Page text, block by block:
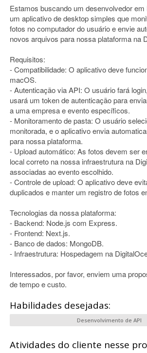
Estamos buscando um desenvolvedor
um aplicativo de desktop simples que
fotos no computador do usuário e envie
novos arquivos para nossa plataforma na
Requisitos:
- Compatibilidade: O aplicativo deve
macOS.
- Autenticação via API: O usuário fará
usará um token de autenticação para
a uma empresa e evento específicos.
- Monitoramento de pasta: O usuário
monitorada, e o aplicativo envia
para nossa plataforma.
- Upload automático: As fotos devem ser
local correto na nossa infraestrutura na
associadas ao evento escolhido.
- Controle de upload: O aplicativo deve
duplicados e manter um registro de fotos
Tecnologias da nossa plataforma:
- Backend: Node.js com Express.
- Frontend: Next.js.
- Banco de dados: MongoDB.
- Infraestrutura: Hospedagem na
Interessados, por favor, enviem uma
de tempo e custo.
Habilidades desejadas:
Desenvolvimento de API
Atividades do cliente nesse